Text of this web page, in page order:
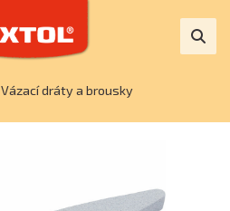
Vázací dráty a brousky